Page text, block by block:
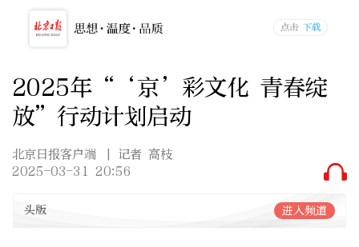
2025年“‘京’彩文化 青春绽
放”行动计划启动
北京日报客户端
| 记者 高枝
2025-03-31 20:56
头版 进入频道